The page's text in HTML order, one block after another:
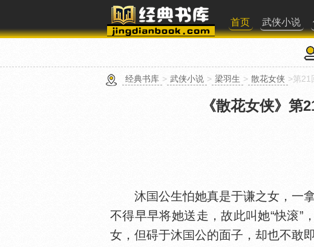
首页 武侠小说
经典书库 > 武侠小说 > 梁羽生 > 散花女侠 >第21
《散花女侠》 第
沐
公生怕她真是于谦之女，一
不得早早将她送走，故此叫她“快滚”
女，但碍于沐
公的面子，却也不敢